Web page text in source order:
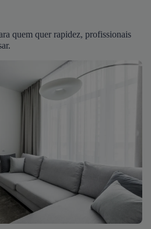
quem quer rapidez, profissionais